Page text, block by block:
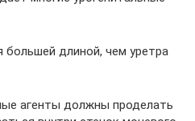
большей длиной, чем уретра
агенты должны проделать